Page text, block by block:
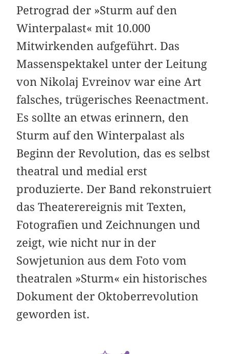
Petrograd der »Sturm auf den
Winterpalast« mit 10.000
Mitwirkenden aufgeführt. Das
Massenspektakel unter der Leitung
von Nikolaj Evreinov war eine Art
falsches, trügerisches Reenactment.
Es sollte an etwas erinnern, den
Sturm auf den Winterpalast als
Beginn der Revolution, das es selbst
theatral und medial erst
produzierte. Der Band rekonstruiert
das Theaterereignis mit Texten,
Fotografien und Zeichnungen und
zeigt, wie nicht nur in der
Sowjetunion aus dem Foto vom
theatralen »Sturm« ein historisches
Dokument der Oktober­revolution
geworden ist.